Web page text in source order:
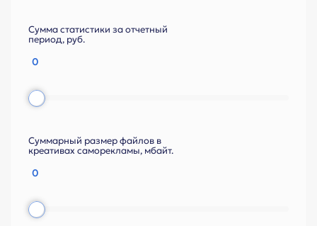
Сумма статистики за отчетный
период, руб.
Суммарный размер файлов в
креативах саморекламы, мбайт.